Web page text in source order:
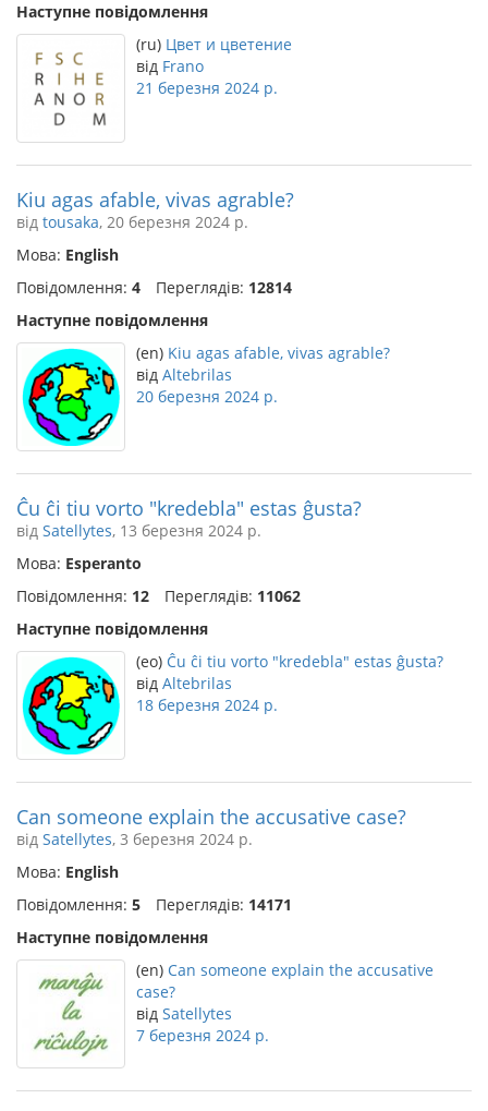
Наступне повідомлення
(ru) Цвет и цветение
від Frano
21 березня 2024 р.
Kiu agas afable, vivas agrable?
від tousaka, 20 березня 2024 р.
Мова: English
Повідомлення: 4 Переглядів: 12814
Наступне повідомлення
(en) Kiu agas afable, vivas agrable?
від Altebrilas
20 березня 2024 р.
Ĉu ĉi tiu vorto "kredebla" estas ĝusta?
від Satellytes, 13 березня 2024 р.
Мова: Esperanto
Повідомлення: 12 Переглядів: 11062
Наступне повідомлення
(eo) Ĉu ĉi tiu vorto "kredebla" estas ĝusta?
від Altebrilas
18 березня 2024 р.
Can someone explain the accusative case?
від Satellytes, 3 березня 2024 р.
Мова: English
Повідомлення: 5 Переглядів: 14171
Наступне повідомлення
(en) Can someone explain the accusative
case?
від Satellytes
7 березня 2024 р.